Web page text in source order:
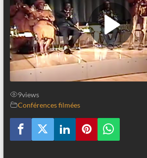
9views
Conférences filmées